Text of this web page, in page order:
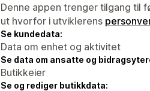
Denne appen trenger tilgang til
ut hvorfor i utviklerens
Se kundedata:
Data om enhet og aktivitet
Se data om ansatte og
Butikkeier
Se og rediger butikkdata: